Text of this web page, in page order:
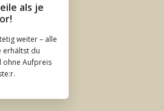
als je
weiter – alle
erhältst du
ohne Aufpreis